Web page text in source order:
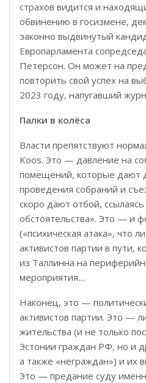
страхов видится и
обвинению в госизмене,
законно выдвинутый
Европарламента
Петерсон. Он может на
повторить свой успех на
2023 году, напугавший
Палки в колёса
Власти препятствуют
Koos. Это — давление на
помещений, которые дают
проведения собраний и
скоро дают отбой,
обстоятельства». Это — и
(«психическая атака», что
активистов партии в пути,
из Таллинна на
мероприятия…
Наконец, это —
активистов партии. Это —
жительства (и не только
Эстонии граждан РФ, но и
а также «неграждан») и их
Это — предание суду